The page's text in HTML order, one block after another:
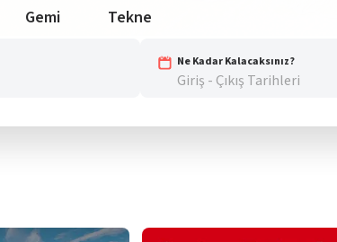
Gemi Tekne
Ne Kadar Kalacaksınız?
Giriş - Çıkış Tarihleri